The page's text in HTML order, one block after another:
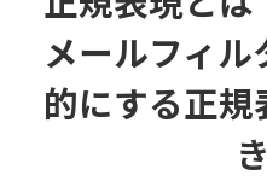
メールフィ
的にする正